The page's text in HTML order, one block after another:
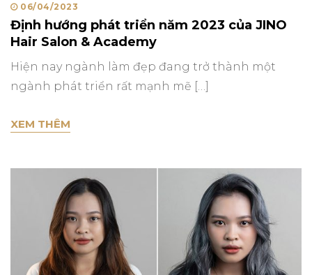
Posted
on
06/04/2023
Định hướng phát triển năm 2023 của JINO
Hair Salon & Academy
Hiện nay ngành làm đẹp đang trở thành một
ngành phát triển rất mạnh mẽ […]
XEM THÊM